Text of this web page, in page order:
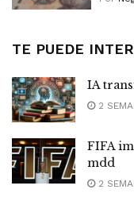
TE PUEDE
IA
2
FIFA
mdd
2